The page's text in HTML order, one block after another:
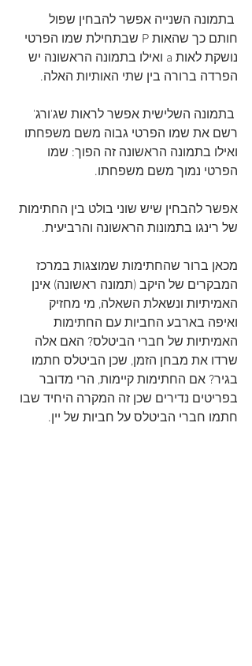
בתמונה השנייה אפשר להבחין שפול
חותם כך שהאות P שבתחילת שמו הפרטי
נושקת לאות a ואילו בתמונה הראשונה יש
הפרדה ברורה בין שתי האותיות האלה.
בתמונה השלישית אפשר לראות שג'ורג'
רשם את שמו הפרטי גבוה משם משפחתו
ואילו בתמונה הראשונה זה הפוך: שמו
הפרטי נמוך משם משפחתו.
אפשר להבחין שיש שוני בולט בין החתימות
של רינגו בתמונות הראשונה והרביעית.
מכאן ברור שהחתימות שמוצגות במרכז
המבקרים של היקב (תמונה ראשונה) אינן
האמיתיות ונשאלת השאלה, מי מחזיק
ואיפה בארבע החביות עם החתימות
האמיתיות של חברי הביטלס? האם אלה
שרדו את מבחן הזמן, שכן הביטלס חתמו
בגיר? אם החתימות קיימות, הרי מדובר
בפריטים נדירים שכן זה המקרה היחיד שבו
חתמו חברי הביטלס על חביות של יין.